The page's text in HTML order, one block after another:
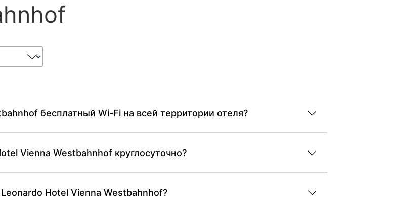
бесплатный Wi-Fi на всей территории отеля?
Vienna Westbahnhof круглосуточно?
Hotel Vienna Westbahnhof?